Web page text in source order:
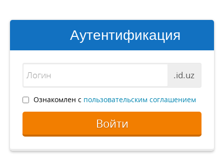
Аутентификация
.id.uz
Ознакомлен с пользовательским соглашением
Войти